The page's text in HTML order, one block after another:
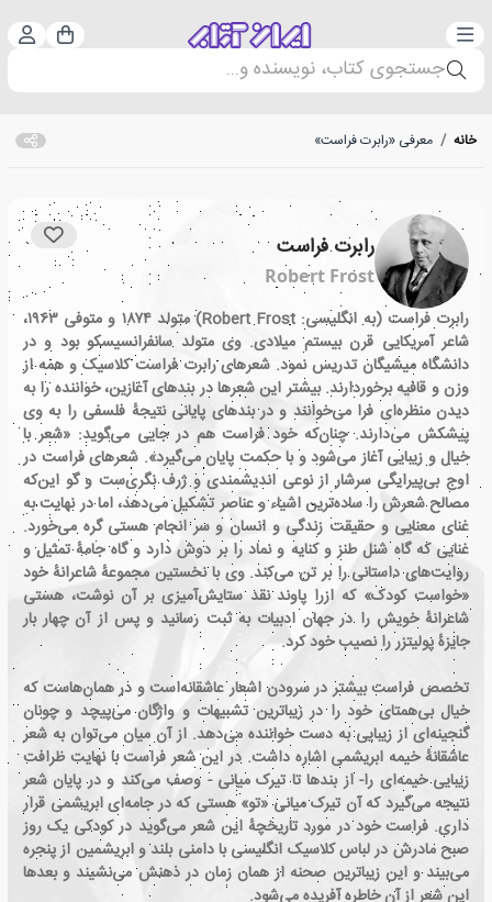
دسته‌بندی سبد
جستجوی کتاب، نویسنده و...
خانه / معرفی «رابرت فراست»
رابرت فراست
Robert Frost
رابرت فراست (به انگلیسی: Robert Frost) متولد ۱۸۷۴ و متوفی ۱۹۶۳،
شاعر آمریکایی قرن بیستم میلادی. وی متولد سانفرانسیسکو بود و در
دانشگاه میشیگان تدریس نمود. شعرهای رابرت فراست کلاسیک و همه از
وزن و قافیه برخوردارند. بیشتر این شعرها در بندهای آغازین، خواننده را به
دیدن منظره‌ای فرا می‌خوانند و در بندهای پایانی نتیجهٔ فلسفی را به وی
پیشکش می‌دارند. چنان‌که خود فراست هم در جایی می‌گوید: «شعر با
خیال و زیبایی آغاز می‌شود و با حکمت پایان می‌گیرد». شعرهای فراست در
اوج بی‌پیرایگی سرشار از نوعی اندیشمندی و ژرف نگری‌ست و گو این‌که
مصالح شعرش را ساده‌ترین اشیاء و عناصر تشکیل می‌دهد، اما در نهایت به
غنای معنایی و حقیقت زندگی و انسان و سر انجام هستی گره می‌خورد.
غنایی که گاه شنل طنز و کنایه و نماد را بر دوش دارد و گاه جامهٔ تمثیل و
روایت‌های داستانی را بر تن می‌کند. وی با نخستین مجموعهٔ شاعرانهٔ خود
«خواست کودک» که ازرا پاوند نقد ستایش‌آمیزی بر آن نوشت، هستی
شاعرانهٔ خویش را در جهان ادبیات به ثبت رسانید و پس از آن چهار بار
جایزهٔ پولیتزر را نصیب خود کرد.
تخصص فراست بیشتر در سرودن اشعار عاشقانه‌است و در همان‌هاست که
خیال بی‌همتای خود را در زیباترین تشبیهات و واژگان می‌پیچد و چونان
گنجینه‌ای از زیبایی به دست خواننده می‌دهد. از آن میان می‌توان به شعر
عاشقانهٔ خیمه ابریشمی اشاره داشت. در این شعر فراست با نهایت ظرافت
زیبایی خیمه‌ای را- از بندها تا تیرک میانی - وصف می‌کند و در پایان شعر
نتیجه می‌گیرد که آن تیرک میانی «تو» هستی که در جامه‌ای ابریشمی قرار
داری. فراست خود در مورد تاریخچهٔ این شعر می‌گوید در کودکی یک روز
صبح مادرش در لباس کلاسیک انگلیسی با دامنی بلند و ابریشمین از پنجره
می‌بیند و این زیباترین صحنه از همان زمان در ذهنش می‌نشیند و بعدها
این شعر از آن خاطره آفریده می‌شود.